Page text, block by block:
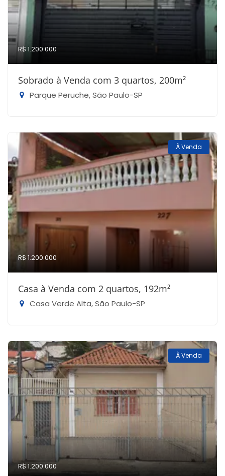
R$ 1.200.000
Sobrado à Venda com 3 quartos, 200m²
Parque Peruche, São Paulo-SP
À Venda
R$ 1.200.000
Casa à Venda com 2 quartos, 192m²
Casa Verde Alta, São Paulo-SP
À Venda
R$ 1.200.000